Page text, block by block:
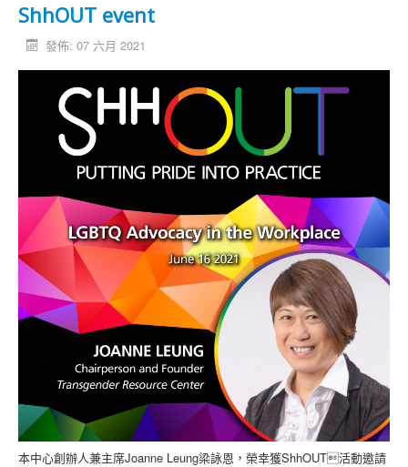
ShhOUT event
發佈: 07 六月 2021
本中心創辦人兼主席Joanne Leung梁詠恩，榮幸獲ShhOUT活動邀請